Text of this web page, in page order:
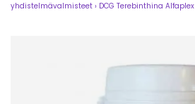
yhdistelmävalmisteet › DCG Terebinthina